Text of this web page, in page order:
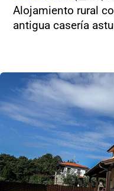
Alojamiento rural
antigua casería